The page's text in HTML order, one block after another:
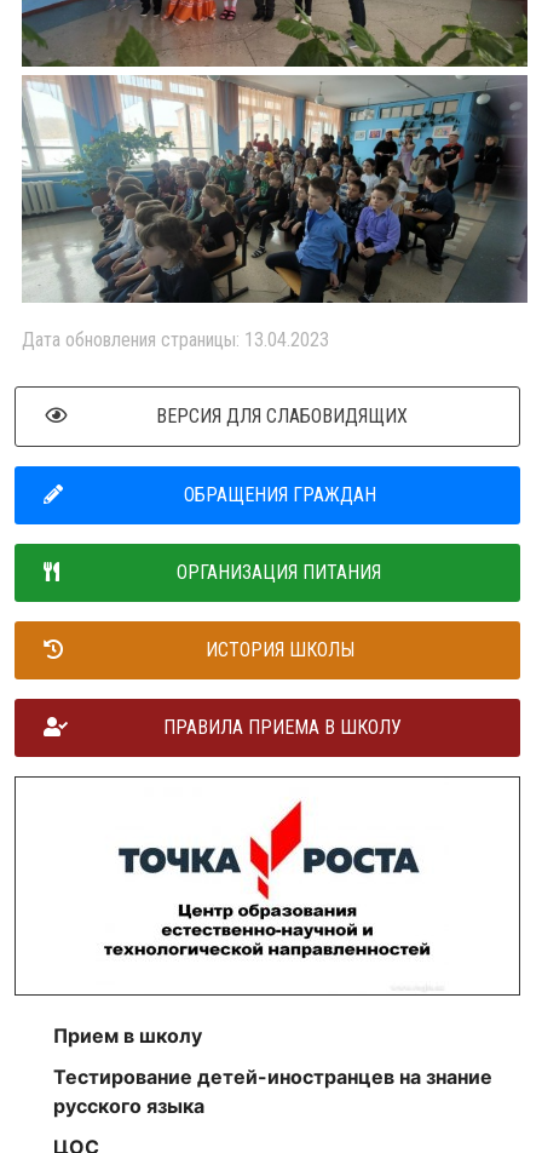
Дата обновления страницы: 13.04.2023
ВЕРСИЯ ДЛЯ СЛАБОВИДЯЩИХ
ОБРАЩЕНИЯ ГРАЖДАН
ОРГАНИЗАЦИЯ ПИТАНИЯ
ИСТОРИЯ ШКОЛЫ
ПРАВИЛА ПРИЕМА В ШКОЛУ
Прием в школу
Тестирование детей-иностранцев на знание
русского языка
ЦОС